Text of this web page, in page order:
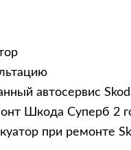
автосервис
Шкода Суперб 2
при ремонте